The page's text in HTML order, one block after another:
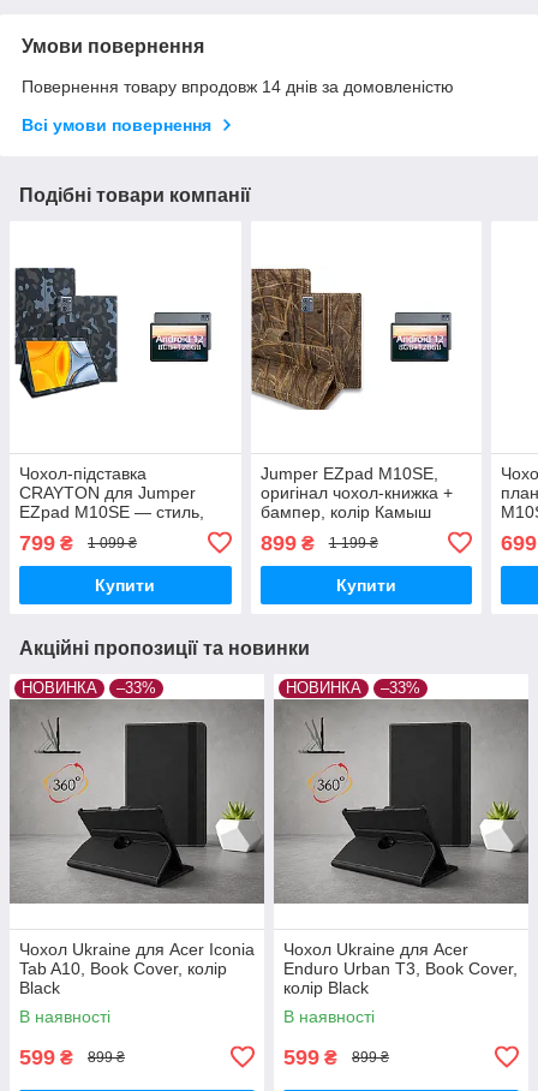
Умови повернення
Повернення товару впродовж 14 днів за домовленістю
Всі умови повернення
Подібні товари компанії
Чохол-підставка
CRAYTON для Jumper
EZpad M10SE — стиль,
захист і ручне збирання,
колір Хакі зима
799 ₴ 1 099 ₴
Купити
Jumper EZpad M10SE,
оригінал чохол-книжка +
бампер, колір Камыш
899₴ 1 199 ₴
Купити
699
Акційні пропозиції та новинки
НОВИНКА –33%
Чохол Ukraine для Acer Iconia
Tab A10, Book Cover, колір
Black
В наявності
599 ₴ 899 ₴
НОВИНКА –33%
Чохол Ukraine для Acer
Enduro Urban T3, Book Cover,
колір Black
В наявності
599 ₴ 899 ₴